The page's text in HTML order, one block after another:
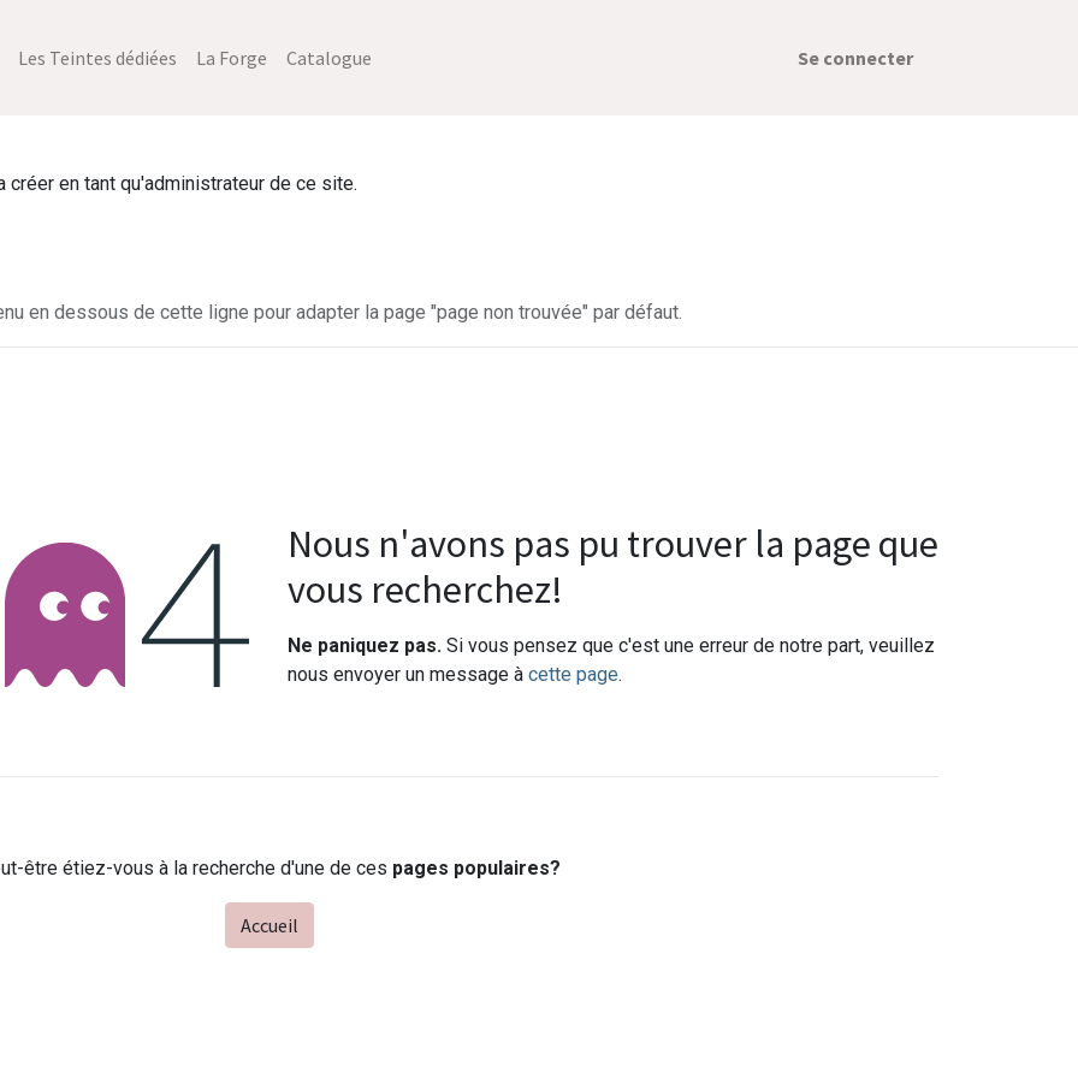
Les Teintes dédiées La Forge Catalogue Se connecter
en tant qu'administrateur de ce site.
en dessous de cette ligne pour adapter la page "page non trouvée" par défaut.
Erreur 404
Nous n'avons pas pu trouver la page que
vous recherchez!
Ne paniquez pas.Si vous pensez que c'est une erreur de notre part, veuillez
nous envoyer un message à cette page.
être étiez-vous à la recherche d'une de ces pages populaires?
Accueil